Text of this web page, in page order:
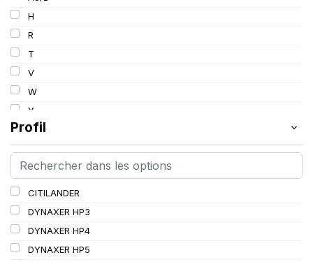
109/106
110/108
112A8/109B
114/111
115/113
116/113
116/114
H
R
T
V
W
Y
Profil
CITILANDER
DYNAXER HP3
DYNAXER HP4
DYNAXER HP5